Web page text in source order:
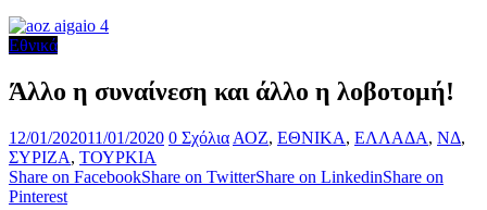
Εθνικά
Άλλο η συναίνεση και άλλο η λοβοτομή!
12/01/202011/01/2020 0 Σχόλια ΑΟΖ, ΕΘΝΙΚΑ, ΕΛΛΑΔΑ, ΝΔ,
ΣΥΡΙΖΑ, ΤΟΥΡΚΙΑ
Share on FacebookShare on TwitterShare on LinkedinShare on
Pinterest